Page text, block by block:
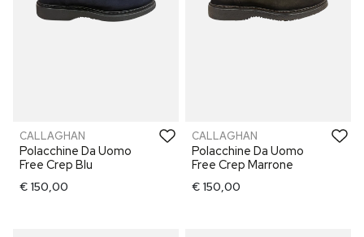
CALLAGHAN
Polacchine Da Uomo
Free Crep Blu
€ 150,00
CALLAGHAN
Polacchine Da Uomo
Free Crep Marrone
€ 150,00